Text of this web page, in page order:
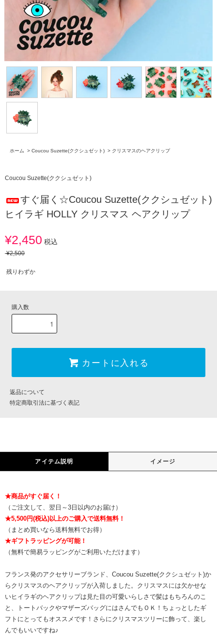
ホーム > Coucou Suzette(ククシュゼット) > クリスマスのヘアクリップ
Coucou Suzette(ククシュゼット)
すぐ届く☆Coucou Suzette(ククシュゼット)
ヒイラギ HOLLY クリスマス ヘアクリップ
¥2,450 税込
¥2,500
残りわずか
購入数
カートに入れる
返品について
特定商取引法に基づく表記
アイテム説明 イメージ
★商品がすぐ届く！
（ご注文して、翌日～3日以内のお届け）
★5,500円(税込)以上のご購入で送料無料！
（まとめ買いなら送料無料でお得）
★ギフトラッピングが可能！
（無料で簡易ラッピングがご利用いただけます）
フランス発のアクセサリーブランド、Coucou Suzette(ククシュゼット)か
らクリスマスのヘアクリップが入荷しました。クリスマスには欠かせな
いヒイラギのヘアクリップは見た目の可愛いらしさで髪はもちろんのこ
と、トートバックやマザーズバッグにはさんでもＯＫ！ちょっとしたギ
フトにとってもオススメです！さらにクリスマスツリーに飾って、楽し
んでもいいですね♪